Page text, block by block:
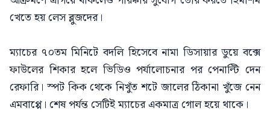
খেতে হয় লেস ব্লুজদের।
ম্যাচের ৭০তম মিনিটে বদলি হিসেবে নামা ডিসায়ার ডুয়ে বক্সে
ফাউলের শিকার হলে ভিডিও পর্যালোচনার পর পেনাল্টি দেন
রেফারি। স্পট কিক থেকে নিখুঁত শটে জালের ঠিকানা খুঁজে নেন
এমবাপ্পে। শেষ পর্যন্ত সেটিই ম্যাচের একমাত্র গোল হয়ে থাকে।